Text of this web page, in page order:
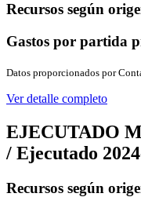
Recursos según
Gastos por partida
Datos proporcionados por
Ver detalle completo
EJECUTADO
/ Ejecutado
Recursos según